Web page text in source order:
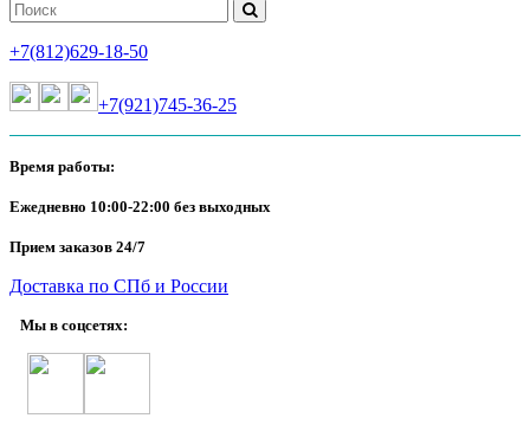
+7(812)629-18-50
+7(921)745-36-25
Время работы:
Ежедневно 10:00-22:00 без выходных
Прием заказов 24/7
Доставка по СПб и России
Мы в соцсетях: